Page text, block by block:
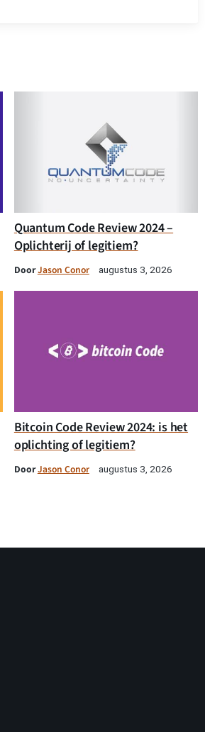
Quantum Code Review 2024 –
Oplichterij of legitiem?
DoorJason Conor augustus 3, 2026
Bitcoin Code Review 2024: is het
oplichting of legitiem?
DoorJason Conor augustus 3, 2026